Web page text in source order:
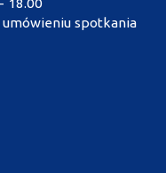
spotkania